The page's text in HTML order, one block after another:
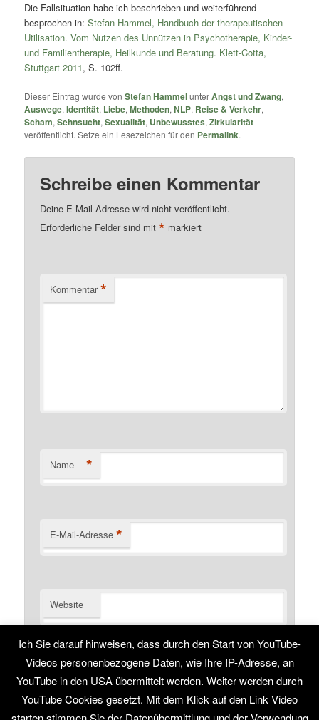
Die Fallsituation habe ich beschrieben und weiterführend
besprochen in:Stefan Hammel, Handbuch der therapeutischen
Utilisation. Vom Nutzen des Unnützen in Psychotherapie, Kinder-
und Familientherapie, Heilkunde und Beratung. Klett-Cotta,
Stuttgart 2011, S. 102ff.
Dieser Eintrag wurde vonStefan HammelunterAngst und Zwang,
Auswege,Identität, Liebe,Methoden,NLP, Reise & Verkehr,
Scham,Sehnsucht,Sexualität, Unbewusstes,Zirkularität
veröffentlicht. Setze ein Lesezeichen für den Permalink.
Schreibe einen Kommentar
Deine E-Mail-Adresse wird nicht veröffentlicht.
Erforderliche Felder sind mit* markiert
Kommentar *
Name *
E-Mail-Adresse *
Website
Name, E-Mail-Adresse und Website in diesem Browser
für meinen nächsten Kommentar speichern.
Ich Sie darauf hinweisen, dass durch den Start von YouTube-
Videos personenbezogene Daten, wie Ihre IP-Adresse, an
YouTube in den USA übermittelt werden. Weiter werden durch
YouTube Cookies gesetzt. Mit dem Klick auf den Link Video